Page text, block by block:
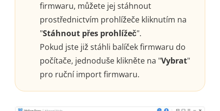
firmwaru, můžete jej stáhnout
prostřednictvím prohlížeče kliknutím na
"Stáhnout přes prohlížeč".
Pokud jste již stáhli balíček firmwaru do
počítače, jednoduše klikněte na "Vybrat"
pro ruční import firmwaru.